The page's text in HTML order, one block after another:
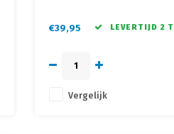
kabelgoten
€39,95 LEVERTIJD 2
Vergelijk